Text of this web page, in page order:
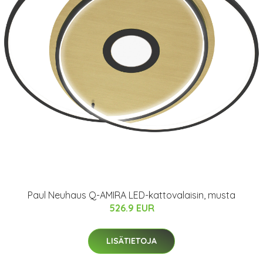
Paul Neuhaus Q-AMIRA LED-kattovalaisin, musta
526.9 EUR
LISÄTIETOJA